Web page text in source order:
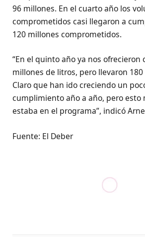
96 millones. En el cuarto año los
comprometidos casi llegaron a
120 millones comprometidos.
“En el quinto año ya nos ofrecieron
millones de litros, pero llevaron
Claro que han ido creciendo un
cumplimiento año a año, pero esto
estaba en el programa”, indicó
Fuente: El Deber